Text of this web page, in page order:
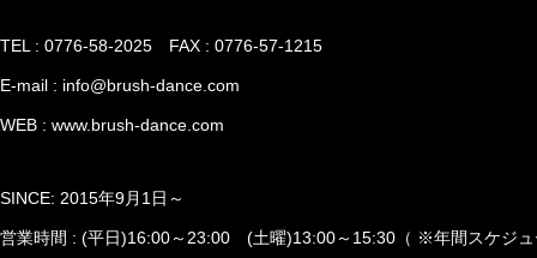
TEL : 0776-58-2025 FAX : 0776-57-1215
E-mail : info@brush-dance.com
WEB : www.brush-dance.com
SINCE: 2015年9月1日～
営業時間 : (平日)16:00～23:00 (土曜)13:00～15:30（ ※年間スケジュ